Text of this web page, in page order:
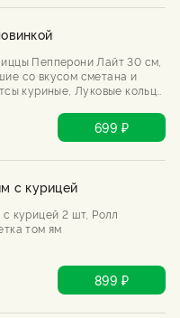
Пепперони Лайт 30 см,
со вкусом сметана и
куриные, Луковые кольца
699 ₽
с курицей
курицей 2 шт, Ролл
том ям
899 ₽